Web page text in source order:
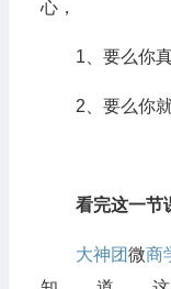
心，
1、要么你
2、要么你
看完这一节
大神团微商